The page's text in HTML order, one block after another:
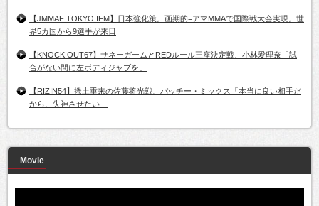
【JMMAF TOKYO IFM】日本強化策。画期的=アマMMAで国際戦大会実現。世
界5カ国から9選手が来日
【KNOCK OUT67】サネーガームとREDルール王座決定戦、小林愛理奈「試
合がない間に左ボディジャブを」
【RIZIN54】捲土重来の佐藤将光戦、パッチー・ミックス「本当に良い相手だ
から、失神させたい」
Movie